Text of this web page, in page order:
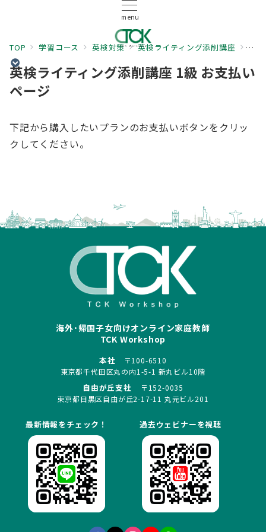
menu
TOP 学習コース 英検対策 英検ライティング添削講座 英
英検ライティング添削講座 1級 お支払い
ページ
下記から購入したいプランのお支払いボタンをクリッ
クしてください。
海外･帰国子女向けオンライン家庭教師
TCK Workshop
本社
〒100-6510
東京都千代田区丸の内1-5-1 新丸ビル10階
自由が丘支社
〒152-0035
東京都目黒区自由が丘2-17-11 丸元ビル201
最新情報をチェック！ 過去ウェビナーを視聴